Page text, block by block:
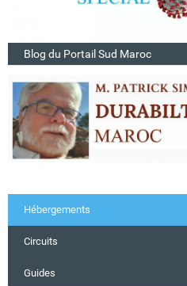
Blog du Portail Sud Maroc
Hébergements
Circuits
Guides